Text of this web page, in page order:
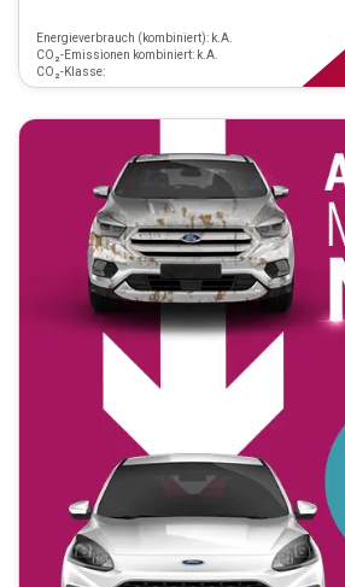
Energieverbrauch (kombiniert): k.A.
CO₂-Emissionen kombiniert: k.A.
CO₂-Klasse: